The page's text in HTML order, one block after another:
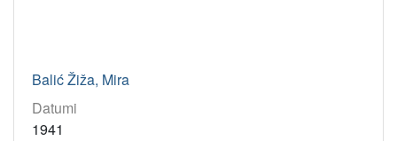
Balić Žiža, Mira
Datumi
1941